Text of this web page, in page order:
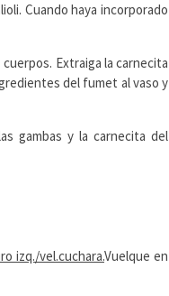
Cuando haya incorporado
cuerpos. Extraiga la carnecita
del fumet al vaso y
gambas y la carnecita del
izq./vel.cuchara.Vuelque en